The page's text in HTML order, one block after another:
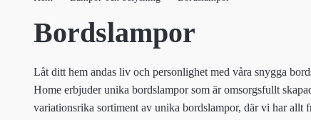
Bordslampor
Låt ditt hem andas liv och personlighet med våra snygga
Home erbjuder unika bordslampor som är omsorgsfullt
variationsrika sortiment av unika bordslampor, där vi har allt